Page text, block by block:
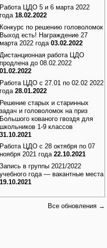
Работа ЦДО 5 и 6 марта 2022
года 18.02.2022
Конкурс по решению головоломок
Выход есть! Награждение 27
марта 2022 года 03.02.2022
Дистанционная работа ЦДО
продлена до 08.02.2022
01.02.2022
Работа ЦДО с 27.01 по 02.02 2022
года 28.01.2022
Решение старых и старинных
задач и головоломок на приз
Большого кованого гвоздя для
школьников 1-9 классов
31.10.2021
Работа ЦДО с 28 октября по 07
ноября 2021 года 22.10.2021
Запись в группы 2021/2022
учебного года — вакантные места
19.10.2021
Все обновления →